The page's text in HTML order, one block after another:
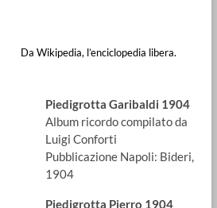
Da Wikipedia, l’enciclopedia libera.
Piedigrotta Garibaldi 1904
Album ricordo compilato da
Luigi Conforti
Pubblicazione Napoli: Bideri,
1904
Piedigrotta Pierro 1904